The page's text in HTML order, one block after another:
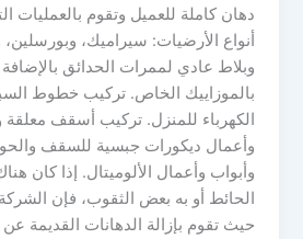
دهان كاملة للعميل وتقوم بالعمليات
أنواع الأرضيات: سيراميك،
وبلاط عادي لممرات الحدائق
بالموزاييك الخاص. تركيب خطوط
الكهرباء للمنزل. تركيب أسقف
وأعمال ديكورات جبسية للسقف
وأبواب وأعمال الألوميتال. إذا كان
الحائط أو به بعض الثقوب، فإن الشركة
حيث تقوم بإزالة الدهانات القديمة